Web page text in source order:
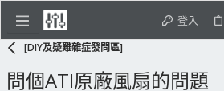
登入
[DIY及疑難雜症發問區]
問個ATI原廠風扇的問題